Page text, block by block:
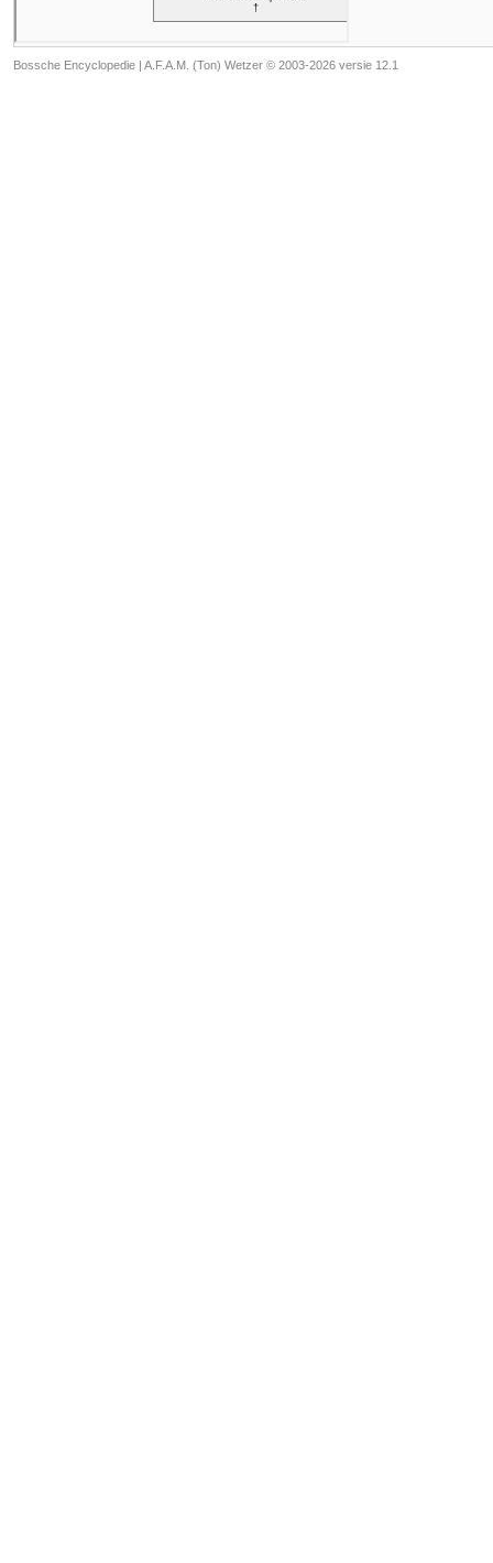
Bossche Encyclopedie | A.F.A.M. (Ton) Wetzer © 2003-2026 versie 12.1